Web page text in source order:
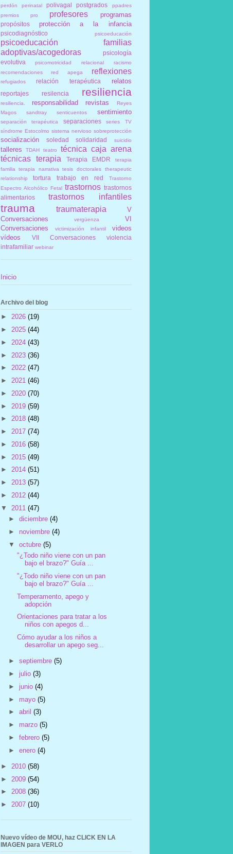
perdón perinatal polivagal postgrados
ppadres
premios
pro profesores programas
propósitos protección a la infancia
psicodiagnóstico psicoeducación
psicoeducación familias
adoptivas/acogedoras
psicología
evolutiva
psicomotricidad relacional
racismo
recomendaciones
red apega reflexiones
refugiados relación terapéutica relatos
reportajes resilencia resiliencia
resiliencia. responsabilidad revistas
Reyes
Magos
sandtray senticuentos sentimiento
separación terapéutica separaciones
series TV
síndrome Estocolmo sistema nervioso sobreprotección
socialización soledad solidaridad suicidio
talleres TDAH teatro
técnica caja arena
técnicas
terapia Terapia EMDR
terapia
familia
terapia narrativa tesis doctorales
therapeutic
relationship
tortura trabajo en red
Trastorno
Espectro Alcohólico Fetal trastornos trastornos
alimentarios
trastornos infantiles
trauma traumaterapia
V
Conversaciones
vergüenza
VI
Conversaciones
victimización infantil
videos
vídeos
VII Conversaciones
violencia
intrafamiliar webinar
Inicio
Archivo del blog
► 2026 (19)
► 2025 (44)
► 2024 (43)
► 2023 (36)
► 2022 (47)
► 2021 (46)
► 2020 (70)
► 2019 (59)
► 2018 (48)
► 2017 (74)
► 2016 (58)
► 2015 (49)
► 2014 (51)
► 2013 (57)
► 2012 (44)
▼ 2011 (47)
►diciembre(4)
► noviembre(4)
▼octubre(5)
"¿Todo niño viene con un pan
bajo el brazo?" Guía ...
"¿Todo niño viene con un pan
bajo el brazo?" Guía ...
Temperamento, apego y
adopción
Orientaciones para tratar a los
niños con apegos d...
Cómo ayudar a los niños a
desarrollar un apego seg...
►septiembre(5)
►julio(3)
►junio(4)
► mayo(5)
►abril(3)
► marzo(5)
►febrero(5)
►enero(4)
► 2010 (58)
► 2009 (54)
► 2008 (36)
► 2007 (10)
Nuevo vídeo de MOU, haz CLICK EN LA
IMAGEN para VERLO